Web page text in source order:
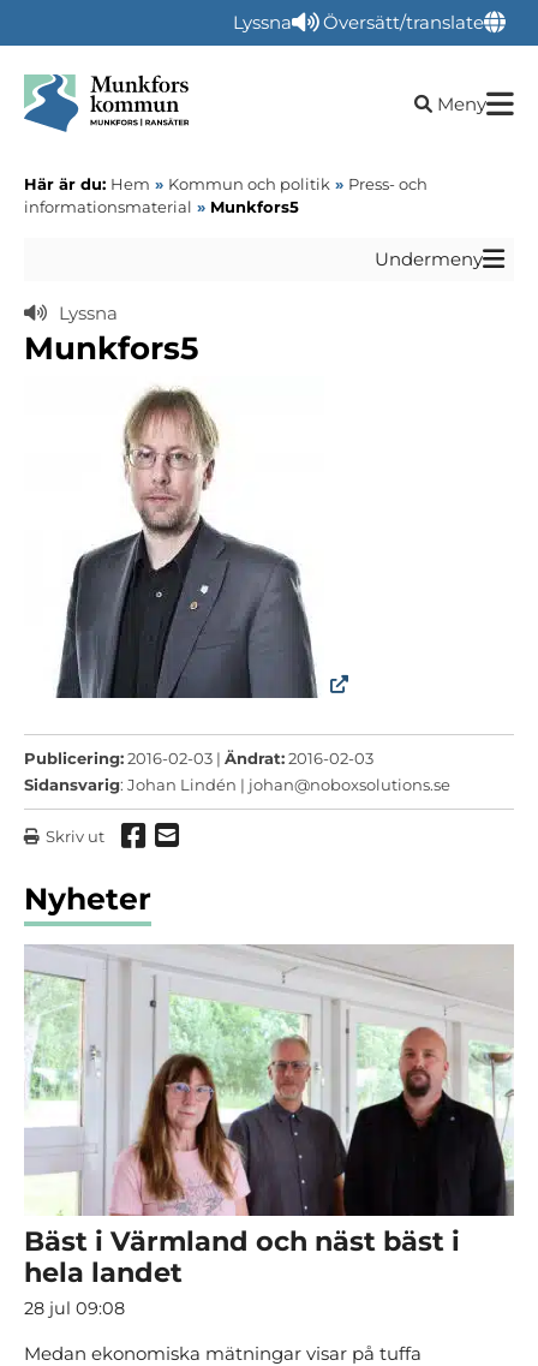
Lyssna Översätt/translate
Öppna
Meny
Här är du: Hem » Kommun och politik » Press- och
informationsmaterial » Munkfors5
Undermeny
Lyssna
Munkfors5
Publicering:2016-02-03 | Ändrat:2016-02-03
Sidansvarig: Johan Lindén | johan@noboxsolutions.se
Skriv ut Dela via Facebook
Dela via mail
Nyheter
Bäst i Värmland och näst bäst i
hela landet
28 jul 09:08
Medan ekonomiska mätningar visar på tuffa